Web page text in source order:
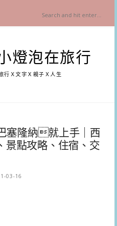
燈泡在旅行
行Ｘ文字Ｘ親子Ｘ人生
塞隆納就上手｜西
景點攻略、住宿、交
03-16